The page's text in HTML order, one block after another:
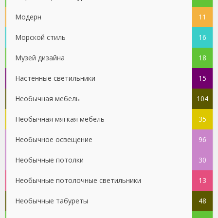
Модерн 11
Морской стиль 16
Музей дизайна 18
Настенные светильники 15
Необычная мебель 104
Необычная мягкая мебель 35
Необычное освещение 96
Необычные потолки 30
Необычные потолочные светильники 13
Необычные табуреты 48